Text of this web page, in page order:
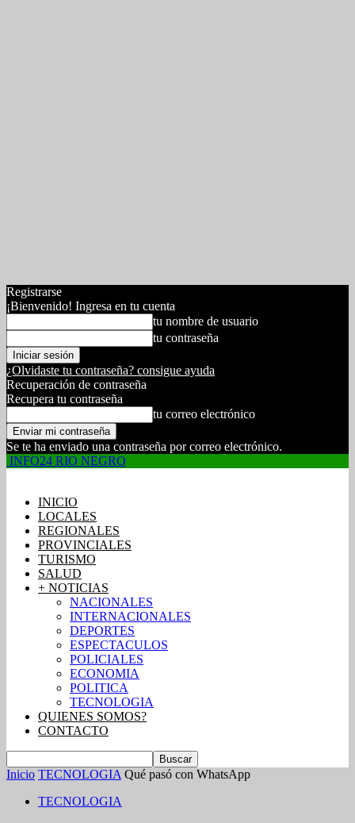
Registrarse
¡Bienvenido! Ingresa en tu cuenta
tu nombre de usuario
tu contraseña
¿Olvidaste tu contraseña? consigue ayuda
Recuperación de contraseña
Recupera tu contraseña
tu correo electrónico
Se te ha enviado una contraseña por correo electrónico.
INFO24 RIO NEGRO
INICIO
LOCALES
REGIONALES
PROVINCIALES
TURISMO
SALUD
+ NOTICIAS
NACIONALES
INTERNACIONALES
DEPORTES
ESPECTACULOS
POLICIALES
ECONOMIA
POLITICA
TECNOLOGIA
QUIENES SOMOS?
CONTACTO
Inicio TECNOLOGIA Qué pasó con WhatsApp
TECNOLOGIA